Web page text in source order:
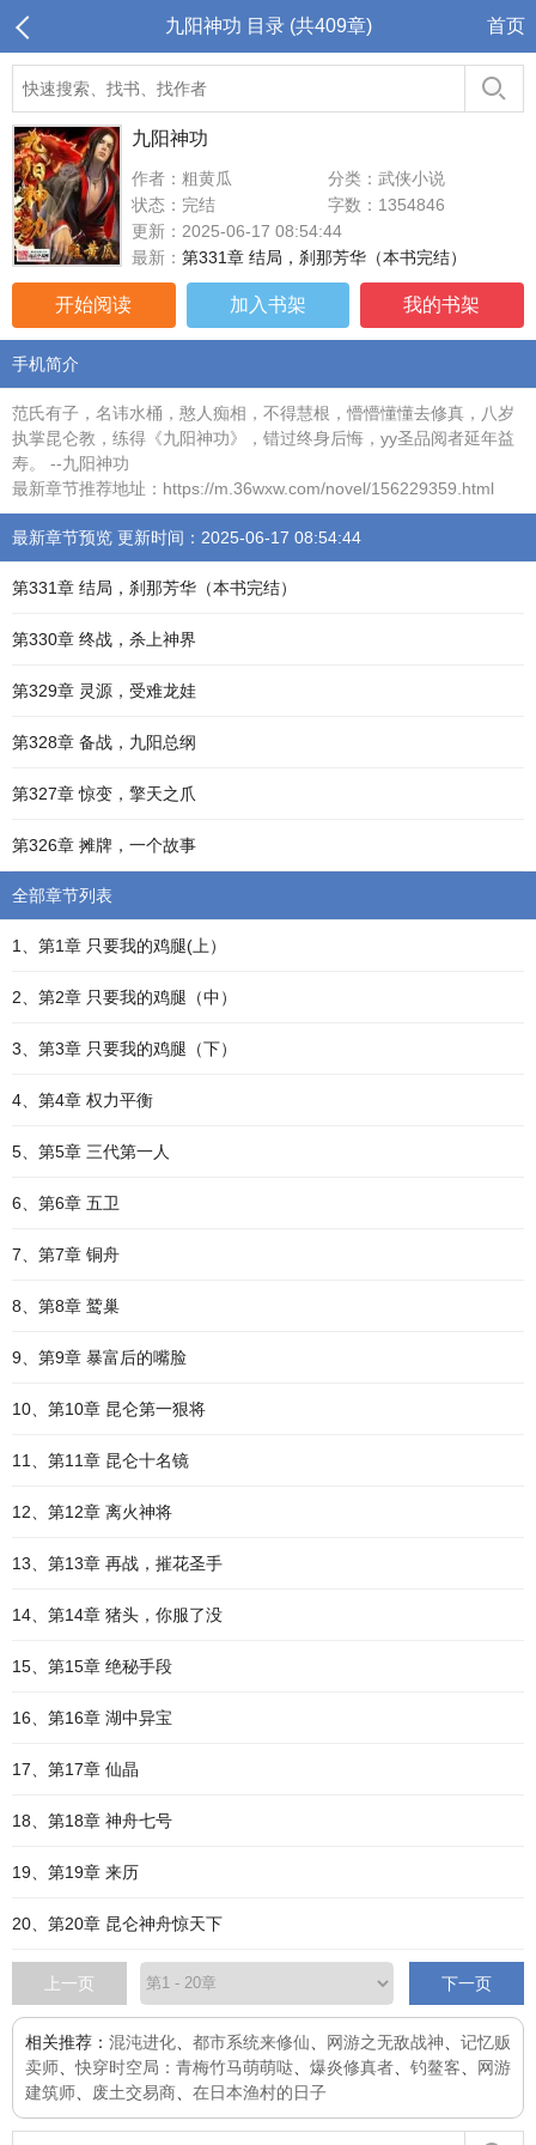
九阳神功 目录 (共409章) 首页
九阳神功
作者：粗黄瓜
分类：武侠小说
状态：完结
字数：1354846
更新：2025-06-17 08:54:44
最新： 第331章 结局，刹那芳华（本书完结）
开始阅读 加入书架 我的书架
手机简介
范氏有子，名讳水桶，憨人痴相，不得慧根，懵懵懂懂去修真，八岁
执掌昆仑教，练得《九阳神功》，错过终身后悔，yy圣品阅者延年益
寿。 --九阳神功
最新章节推荐地址：https://m.36wxw.com/novel/156229359.html
最新章节预览 更新时间：2025-06-17 08:54:44
第331章 结局，刹那芳华（本书完结）
第330章 终战，杀上神界
第329章 灵源，受难龙娃
第328章 备战，九阳总纲
第327章 惊变，擎天之爪
第326章 摊牌，一个故事
全部章节列表
1、第1章 只要我的鸡腿(上）
2、第2章 只要我的鸡腿（中）
3、第3章 只要我的鸡腿（下）
4、第4章 权力平衡
5、第5章 三代第一人
6、第6章 五卫
7、第7章 铜舟
8、第8章 鹫巢
9、第9章 暴富后的嘴脸
10、第10章 昆仑第一狠将
11、第11章 昆仑十名镜
12、第12章 离火神将
13、第13章 再战，摧花圣手
14、第14章 猪头，你服了没
15、第15章 绝秘手段
16、第16章 湖中异宝
17、第17章 仙晶
18、第18章 神舟七号
19、第19章 来历
20、第20章 昆仑神舟惊天下
上一页 下一页
相关推荐： 混沌进化 都市系统来修仙 网游之无敌战神
记忆贩
卖师 、快穿时空局：青梅竹马萌萌哒 爆炎修真者 钓鳌客
网游
建筑师
废土交易商 在日本渔村的日子